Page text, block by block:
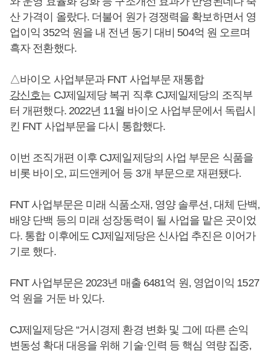
산 가격이 올랐다. 더불어 원가 경쟁력을 확보하면서 영
업이익 352억 원을 내 전년 동기 대비 504억 원 오르며
흑자 전환했다.
△바이오 사업부문과 FNT 사업부문 재통합
강신호는 CJ제일제당 복귀 직후 CJ제일제당의 조직부
터 개편했다. 2022년 11월 바이오 사업부문에서 독립시
킨 FNT 사업부문을 다시 통합했다.
이번 조직개편 이후 CJ제일제당의 사업 부문은 식품을
비롯 바이오, 피드앤케어 등 3개 부문으로 재편됐다.
FNT 사업부문은 미래 식품소재, 영양 솔루션, 대체 단백,
배양 단백 등의 미래 성장동력이 될 사업을 맡은 곳이었
다. 통합 이후에도 CJ제일제당은 신사업 추진은 이어가
기로 했다.
FNT 사업부문은 2023년 매출 6481억 원, 영업이익 1527
억 원을 거둔 바 있다.
CJ제일제당은 “거시경제 환경 변화 및 그에 따른 손익
변동성 확대 대응을 위해 기술·인력 등 핵심 역량 집중,